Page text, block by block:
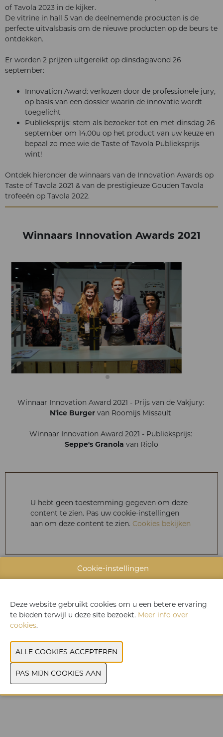
of Tavola 2023 in de kijker.
De vitrine in hall 5 van de deelnemende producten is de
perfecte uitvalsbasis om de nieuwe producten op de beurs te
ontdekken.
Er worden 2 prijzen uitgereikt op dinsdagavond 26
september:
Innovation Award: verkozen door de professionele jury,
op basis van een dossier waarin de innovatie wordt
toegelicht
Publieksprijs: stem als bezoeker tot en met dinsdag 26
september om 14.00u op het product van uw keuze en
bepaal zo mee wie de Taste of Tavola Publieksprijs
wint!
Ontdek hieronder de winnaars van de Innovation Awards op
Taste of Tavola 2021 & van de prestigieuze Gouden Tavola
trofeeën op Tavola 2022.
Winnaars Innovation Awards 2021
Winnaar Innovation Award 2021 - Prijs van de Vakjury:
N'ice Burger van Roomijs Missault
Winnaar Innovation Award 2021 - Publieksprijs:
Seppe's Granola van Riolo
U hebt geen toestemming gegeven om deze
content te zien. Pas uw cookie-instellingen
aan om deze content te zien. Cookies bekijken
content te zien. Pas uw cookie-instellingen
aan om deze content te zien.
Cookie-instellingen
Deze website gebruikt cookies om u een betere ervaring
te bieden terwijl u deze site bezoekt. Meer info over
cookies.